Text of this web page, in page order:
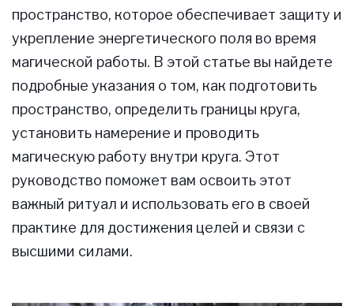
пространство, которое обеспечивает защиту и
укрепление энергетического поля во время
магической работы. В этой статье вы найдете
подробные указания о том, как подготовить
пространство, определить границы круга,
установить намерение и проводить
магическую работу внутри круга. Этот
руководство поможет вам освоить этот
важный ритуал и использовать его в своей
практике для достижения целей и связи с
высшими силами.